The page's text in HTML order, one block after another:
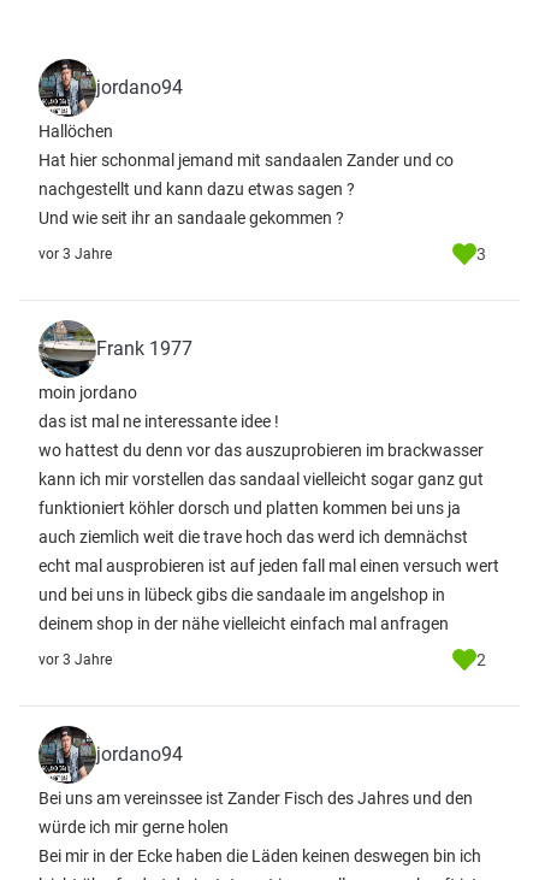
jordano94
Hallöchen
Hat hier schonmal jemand mit sandaalen Zander und co
nachgestellt und kann dazu etwas sagen ?
Und wie seit ihr an sandaale gekommen ?
vor 3 Jahre 3
Frank 1977
moin jordano
das ist mal ne interessante idee !
wo hattest du denn vor das auszuprobieren im brackwasser
kann ich mir vorstellen das sandaal vielleicht sogar ganz gut
funktioniert köhler dorsch und platten kommen bei uns ja
auch ziemlich weit die trave hoch das werd ich demnächst
echt mal ausprobieren ist auf jeden fall mal einen versuch wert
und bei uns in lübeck gibs die sandaale im angelshop in
deinem shop in der nähe vielleicht einfach mal anfragen
vor 3 Jahre 2
jordano94
Bei uns am vereinssee ist Zander Fisch des Jahres und den
würde ich mir gerne holen
Bei mir in der Ecke haben die Läden keinen deswegen bin ich